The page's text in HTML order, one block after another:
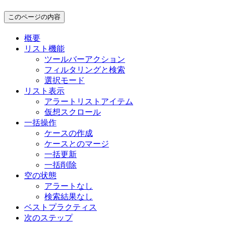
このページの内容
概要
リスト機能
ツールバーアクション
フィルタリングと検索
選択モード
リスト表示
アラートリストアイテム
仮想スクロール
一括操作
ケースの作成
ケースとのマージ
一括更新
一括削除
空の状態
アラートなし
検索結果なし
ベストプラクティス
次のステップ